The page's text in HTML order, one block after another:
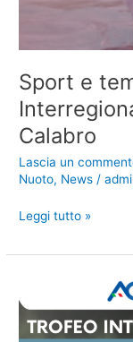
Sport e
Calabro
Lascia un
Nuoto, News /
Sport
tempo
Torneo
Leggi tutto »